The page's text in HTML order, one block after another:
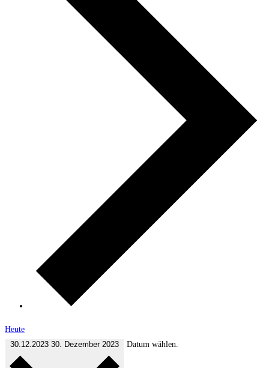
Heute
30.12.2023 30. Dezember 2023 Datum wählen.